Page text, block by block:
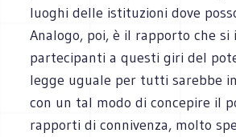
luoghi delle istituzioni dove
Analogo, poi, è il rapporto che
partecipanti a questi giri del
legge uguale per tutti sarebbe
con un tal modo di concepire il
rapporti di connivenza, molto